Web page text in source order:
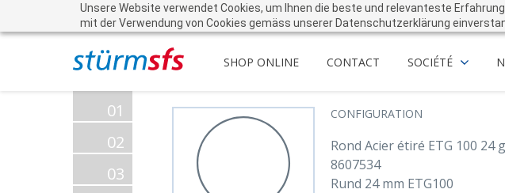
Unsere Website verwendet Cookies, um Ihnen die beste und relevanteste
mit der Verwendung von Cookies gemäss unserer Datenschutzerklärung
SHOP ONLINE CONTACT SOCIÉTÉ
01
02
03
CONFIGURATION
Rond Acier étiré ETG 100 24
8607534
Rund 24 mm ETG100